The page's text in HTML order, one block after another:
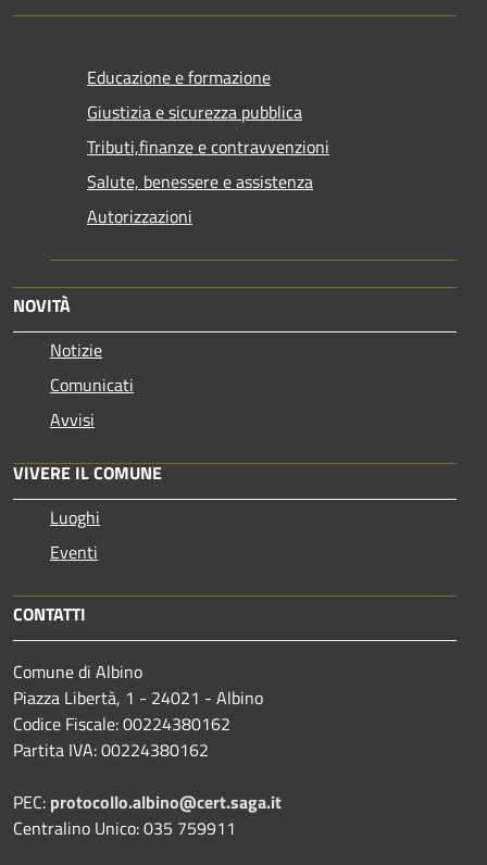
Educazione e formazione
Giustizia e sicurezza pubblica
Tributi,finanze e contravvenzioni
Salute, benessere e assistenza
Autorizzazioni
NOVITÀ
Notizie
Comunicati
Avvisi
VIVERE IL COMUNE
Luoghi
Eventi
CONTATTI
Comune di Albino
Piazza Libertà, 1 - 24021 - Albino
Codice Fiscale: 00224380162
Partita IVA: 00224380162
PEC: protocollo.albino@cert.saga.it
Centralino Unico: 035 759911